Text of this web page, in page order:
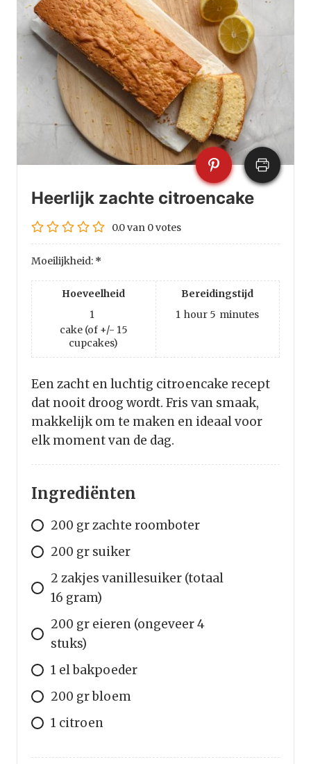
Heerlijk zachte citroencake
0.0van 0votes
Moeilijkheid: *
Hoeveelheid
1
cake (of +/- 15
cupcakes)
Bereidingstijd
1 hour 5 minutes
Een zacht en luchtig citroencake recept
dat nooit droog wordt. Fris van smaak,
makkelijk om te maken en ideaal voor
elk moment van de dag.
Ingrediënten
200 grzachte roomboter
200 gr suiker
2 zakjes vanillesuiker (totaal
16 gram)
200 gr eieren (ongeveer 4
stuks)
1 elbakpoeder
200 grbloem
1 citroen